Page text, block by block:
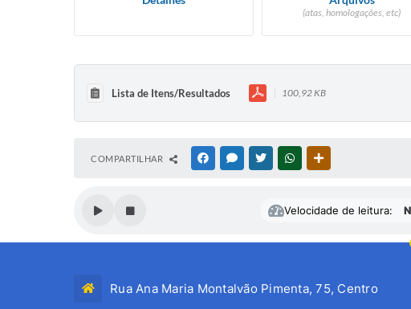
(atas, homologações, etc)
Lista de Itens/Resultados 100,92 KB
COMPARTILHAR FACEBOOKMESSENGER
TWITTERWHATSAPP
Velocidade de leitura:
Rua Ana Maria Montalvão Pimenta, 75, Centro